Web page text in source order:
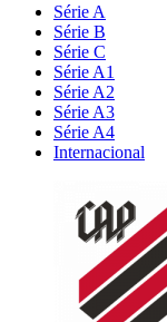
Série A
Série B
Série C
Série A1
Série A2
Série A3
Série A4
Internacional